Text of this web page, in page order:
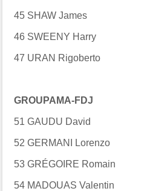
45 SHAW James
46 SWEENY Harry
47 URAN Rigoberto
GROUPAMA-FDJ
51 GAUDU David
52 GERMANI Lorenzo
53 GRÉGOIRE Romain
54 MADOUAS Valentin